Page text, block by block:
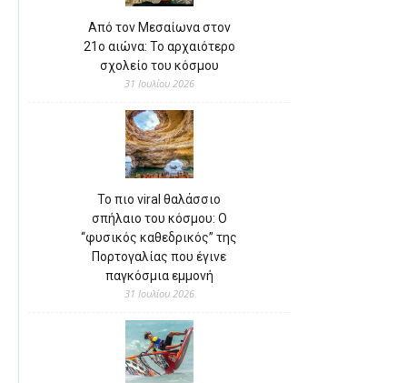
Από τον Μεσαίωνα στον
21ο αιώνα: Το αρχαιότερο
σχολείο του κόσμου
31 Ιουλίου 2026
Το πιο viral θαλάσσιο
σπήλαιο του κόσμου: Ο
“φυσικός καθεδρικός” της
Πορτογαλίας που έγινε
παγκόσμια εμμονή
31 Ιουλίου 2026